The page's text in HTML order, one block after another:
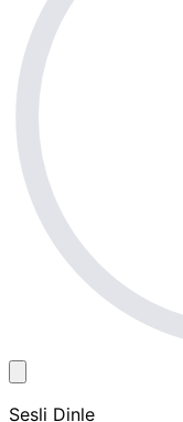
Sesli Dinle